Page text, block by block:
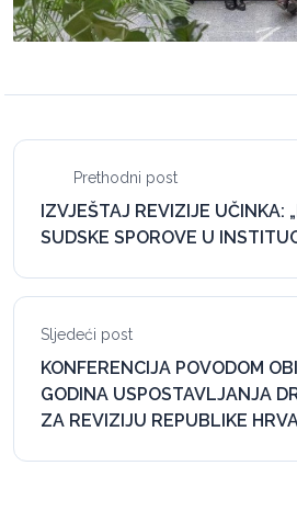
Prethodni post
IZVJEŠTAJ REVIZIJE UČINKA:
SUDSKE SPOROVE U
Sljedeći post
KONFERENCIJA POVODOM
GODINA USPOSTAVLJANJA
ZA REVIZIJU REPUBLIKE